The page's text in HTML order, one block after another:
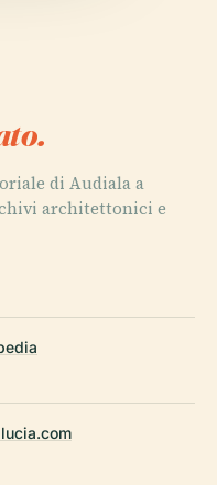
di Audiala a
architettonici e